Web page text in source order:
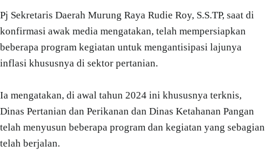
Pj Sekretaris Daerah Murung Raya Rudie Roy, S.S.TP, saat di
konfirmasi awak media mengatakan, telah mempersiapkan
beberapa program kegiatan untuk mengantisipasi lajunya
inflasi khususnya di sektor pertanian.
Ia mengatakan, di awal tahun 2024 ini khususnya terknis,
Dinas Pertanian dan Perikanan dan Dinas Ketahanan Pangan
telah menyusun beberapa program dan kegiatan yang sebagian
telah berjalan.